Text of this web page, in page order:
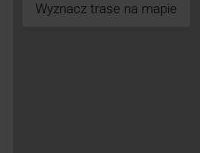
Wyznacz trase na mapie